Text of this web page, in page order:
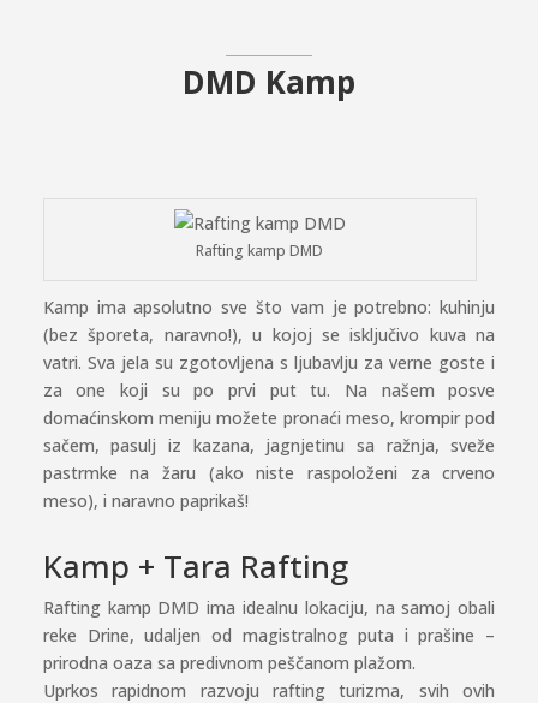
DMD Kamp
Rafting kamp DMD
Kamp ima apsolutno sve što vam je potrebno: kuhinju
(bez šporeta, naravno!), u kojoj se isključivo kuva na
vatri. Sva jela su zgotovljena s ljubavlju za verne goste i
za one koji su po prvi put tu. Na našem posve
domaćinskom meniju možete pronaći meso, krompir pod
sačem, pasulj iz kazana, jagnjetinu sa ražnja, sveže
pastrmke na žaru (ako niste raspoloženi za crveno
meso), i naravno paprikaš!
Kamp + Tara Rafting
Rafting kamp DMD ima idealnu lokaciju, na samoj obali
reke Drine, udaljen od magistralnog puta i prašine –
prirodna oaza sa predivnom peščanom plažom.
Uprkos rapidnom razvoju rafting turizma, svih ovih